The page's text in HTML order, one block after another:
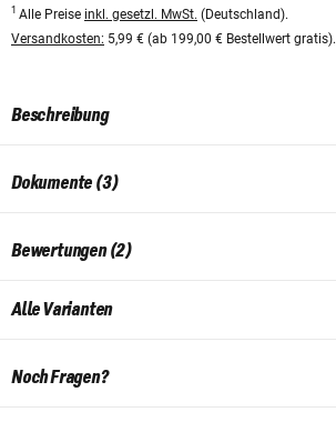
1 Alle Preise inkl. gesetzl. MwSt. (Deutschland).
Versandkosten: 5,99 € (ab 199,00 € Bestellwert gratis).
Beschreibung
Dokumente (3)
Bewertungen (2)
Alle Varianten
Noch Fragen?